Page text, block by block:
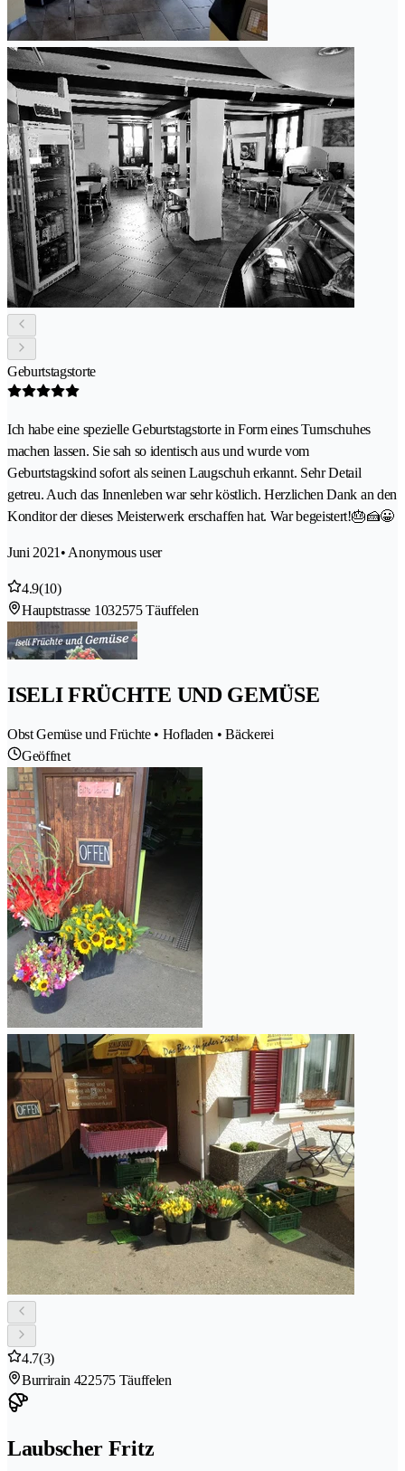
Geburtstagstorte
Ich habe eine spezielle Geburtstagstorte in Form eines Turnschuhes
machen lassen. Sie sah so identisch aus und wurde vom
Geburtstagskind sofort als seinen Laugschuh erkannt. Sehr Detail
getreu. Auch das Innenleben war sehr köstlich. Herzlichen Dank an den
Konditor der dieses Meisterwerk erschaffen hat. War begeistert!🎂🍰😀
Juni 2021 • Anonymous user
4.9(10)
Hauptstrasse 1032575 Täuffelen
ISELI FRÜCHTE UND GEMÜSE
Obst Gemüse und Früchte • Hofladen • Bäckerei
Geöffnet
4.7(3)
Burrirain 422575 Täuffelen
Laubscher Fritz